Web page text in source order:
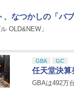
、なつかしの「バ
OLD&NEW」
GBA GC
任天堂決算
GBAは492万